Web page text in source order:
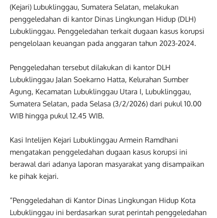
(Kejari) Lubuklinggau, Sumatera Selatan, melakukan
penggeledahan di kantor Dinas Lingkungan Hidup (DLH)
Lubuklinggau. Penggeledahan terkait dugaan kasus korupsi
pengelolaan keuangan pada anggaran tahun 2023-2024.
Penggeledahan tersebut dilakukan di kantor DLH
Lubuklinggau Jalan Soekarno Hatta, Kelurahan Sumber
Agung, Kecamatan Lubuklinggau Utara I, Lubuklinggau,
Sumatera Selatan, pada Selasa (3/2/2026) dari pukul 10.00
WIB hingga pukul 12.45 WIB.
Kasi Intelijen Kejari Lubuklinggau Armein Ramdhani
mengatakan penggeledahan dugaan kasus korupsi ini
berawal dari adanya laporan masyarakat yang disampaikan
ke pihak kejari.
“Penggeledahan di Kantor Dinas Lingkungan Hidup Kota
Lubuklinggau ini berdasarkan surat perintah penggeledahan